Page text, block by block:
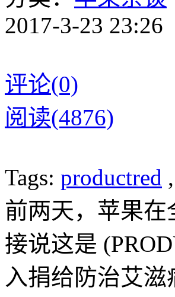
2017-3-23 23:26
评论(0)
阅读(4876)
Tags: productred ,
前两天，苹果在
接说这是
入捐给防治艾